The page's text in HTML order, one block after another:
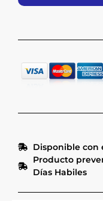
Disponible con
Producto
Días Habiles